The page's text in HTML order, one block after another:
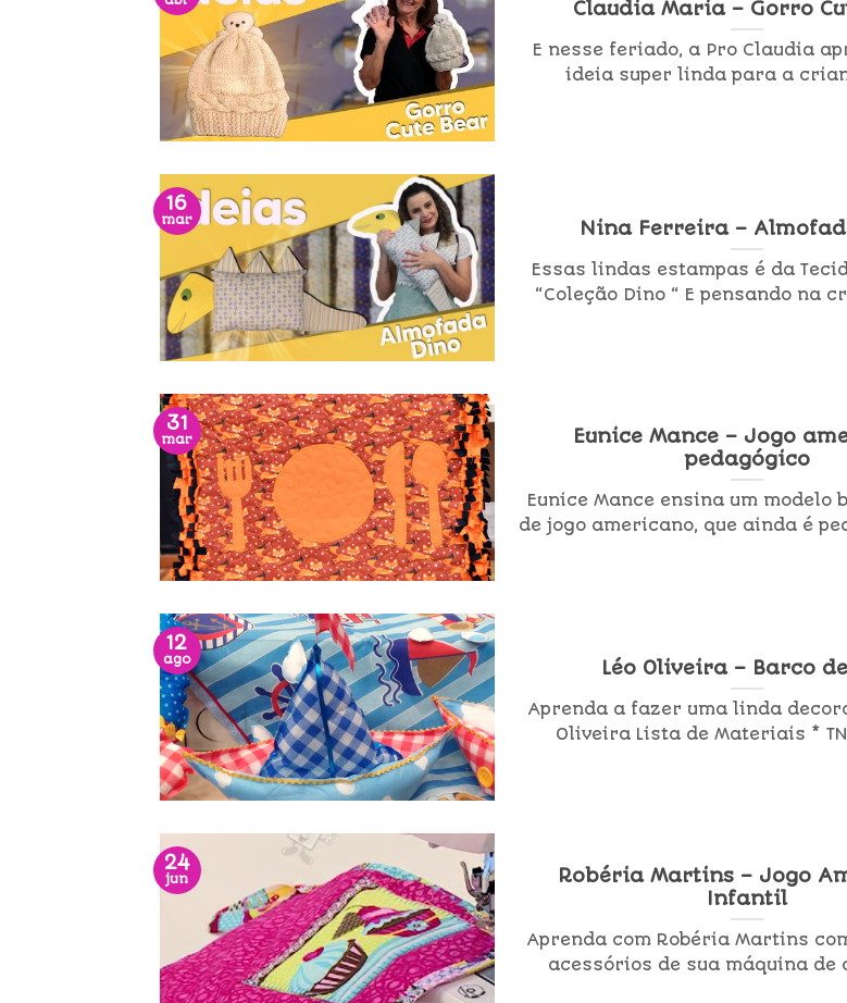
Claudia Maria – Gorro
E nesse feriado, a Pro Claudia
ideia super linda para a
Nina Ferreira –
Essas lindas estampas é da
“Coleção Dino “ E pensando na
16
mar
Eunice Mance – Jogo
pedagógico
Eunice Mance ensina um modelo
de jogo americano, que ainda é
31
mar
Léo Oliveira – Barco de
Aprenda a fazer uma linda
Oliveira Lista de Materiais *
12
ago
Robéria Martins – Jogo
Infantil
Aprenda com Robéria Martins
acessórios de sua máquina de
24
jun